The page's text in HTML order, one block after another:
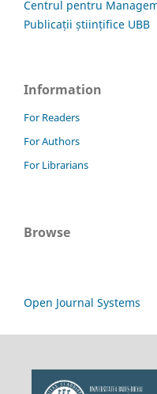
Centrul pentru
Publicații științifice UBB
Information
For Readers
For Authors
For Librarians
Browse
Open Journal Systems